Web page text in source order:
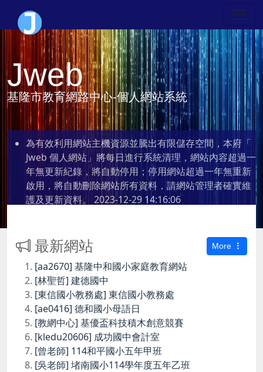
Jweb
基隆市教育網路中心-個人網站系統
為有效利用網站主機資源並騰出有限儲存空間，本府「
Jweb 個人網站」將每日進行系統清理，網站內容超過一
年無更新紀錄，將自動停用；停用網站超過一年無重新
啟用，將自動刪除網站所有資料，請網站管理者確實維
護及更新資料。 2023-12-29 14:16:06
最新網站 More
[aa2670] 基隆中和國小家庭教育網站
[林聖哲] 建德國中
[東信國小教務處] 東信國小教務處
[ae0416] 德和國小母語日
[教網中心] 基優盃科技積木創意競賽
[kledu20606] 成功國中會計室
[曾老師] 114和平國小五年甲班
[吳老師] 堵南國小114學年度五年乙班